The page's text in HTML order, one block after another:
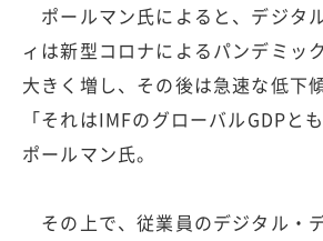
ポールマン氏によると、デジタ
ィは新型コロナによるパンデミッ
大きく増し、その後は急速な低下
「それはIMFのグローバルGDPと
ポールマン氏。
その上で、従業員のデジタル・